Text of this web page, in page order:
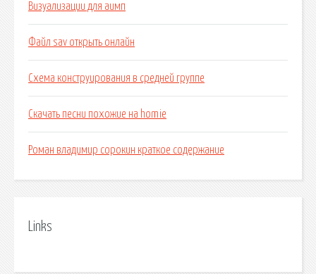
Визуализации для аимп
Файл sav открыть онлайн
Схема конструирования в средней группе
Скачать песни похожие на homie
Роман владимир сорокин краткое содержание
Links